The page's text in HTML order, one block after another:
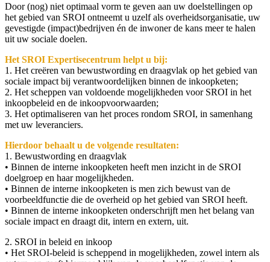
Door (nog) niet optimaal vorm te geven aan uw doelstellingen op
het gebied van SROI ontneemt u uzelf als overheidsorganisatie, uw
gevestigde (impact)bedrijven én de inwoner de kans meer te halen
uit uw sociale doelen.
Het SROI Expertisecentrum helpt u bij:
1. Het creëren van bewustwording en draagvlak op het gebied van
sociale impact bij verantwoordelijken binnen de inkoopketen;
2. Het scheppen van voldoende mogelijkheden voor SROI in het
inkoopbeleid en de inkoopvoorwaarden;
3. Het optimaliseren van het proces rondom SROI, in samenhang
met uw leveranciers.
Hierdoor behaalt u de volgende resultaten:
1. Bewustwording en draagvlak
• Binnen de interne inkoopketen heeft men inzicht in de SROI
doelgroep en haar mogelijkheden.
• Binnen de interne inkoopketen is men zich bewust van de
voorbeeldfunctie die de overheid op het gebied van SROI heeft.
• Binnen de interne inkoopketen onderschrijft men het belang van
sociale impact en draagt dit, intern en extern, uit.
2. SROI in beleid en inkoop
• Het SROI-beleid is scheppend in mogelijkheden, zowel intern als